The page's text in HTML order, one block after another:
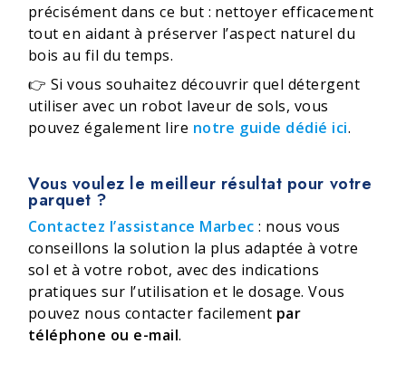
précisément dans ce but : nettoyer efficacement
tout en aidant à préserver l’aspect naturel du
bois au fil du temps.
👉 Si vous souhaitez découvrir quel détergent
utiliser avec un robot laveur de sols, vous
pouvez également lire notre guide dédié ici.
Vous voulez le meilleur résultat pour votre
parquet ?
Contactez l’assistance Marbec : nous vous
conseillons la solution la plus adaptée à votre
sol et à votre robot, avec des indications
pratiques sur l’utilisation et le dosage. Vous
pouvez nous contacter facilement par
téléphone ou e-mail.